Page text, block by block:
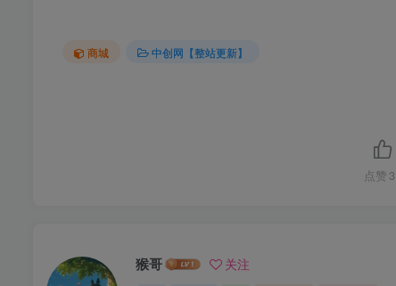
商城 中创网【整站更新】
点赞
猴哥 关注